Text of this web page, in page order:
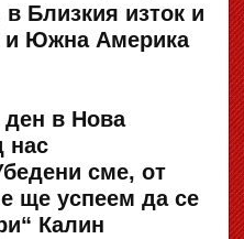
Близкия изток и
и Южна Америка
ден в Нова
нас
сме, от
ще успеем да се
Калин